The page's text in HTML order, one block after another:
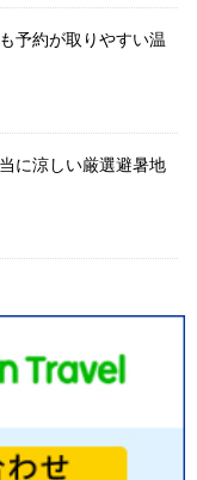
予約が取りやすい温
に涼しい厳選避暑地